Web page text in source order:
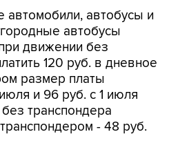
движении без
120 руб. в дневное
размер платы
и 96 руб. с 1 июля
транспондера
- 48 руб.
автобусы,